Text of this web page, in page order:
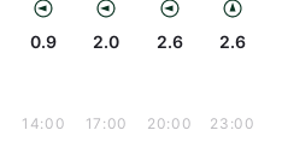
0.9 2.0 2.6 2.6
14:00 17:00 20:00 23:00